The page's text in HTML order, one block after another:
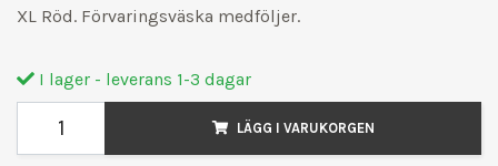
XL Röd. Förvaringsväska medföljer.
I lager - leverans 1-3 dagar
LÄGG I VARUKORGEN